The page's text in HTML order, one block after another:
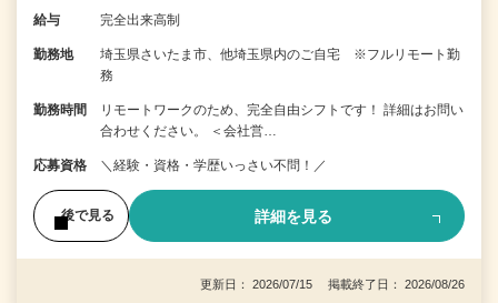
給与 完全出来高制
勤務地
埼玉県さいたま市、他埼玉県内のご自宅 ※フルリモート勤
務
勤務時間
リモートワークのため、完全自由シフトです！ 詳細はお問い
合わせください。 ＜会社営…
応募資格 ＼経験・資格・学歴いっさい不問！／
後で見る 詳細を見る
更新日： 2026/07/15 掲載終了日： 2026/08/26